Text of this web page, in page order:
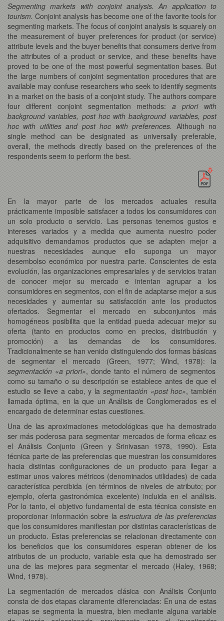
Segmenting markets with conjoint analysis. An application to
tourism. Conjoint analysis has become one of the favorite tools for
segmenting markets. The focus of conjoint analysis is squarely on
the measurement of buyer preferences for product (or service)
attribute levels and the buyer benefits that consumers derive from
the attributes of a product or service, and these benefits have
proved to be one of the most powerful segmentation bases. But
the large numbers of conjoint segmentation procedures that are
available may confuse researchers who seek to identify segments
in a market on the basis of a conjoint study. The authors compare
four different conjoint segmentation methods:a priori with
background variables, post hoc with background variables, post
hoc with utilities and post hoc with preferences. Although no
single method can be designated as universally preferable,
overall, the methods directly based on the preferences of the
respondents seem to perform the best.
En la mayor parte de los mercados actuales resulta
prácticamente imposible satisfacer a todos los consumidores con
un solo producto o servicio. Las personas tenemos gustos e
intereses variados y a medida que aumenta nuestro poder
adquisitivo demandamos productos que se adapten mejor a
nuestras necesidades aunque ello suponga un mayor
desembolso económico por nuestra parte. Conscientes de esta
evolución, las organizaciones empresariales y de servicios tratan
de conocer mejor su mercado e intentan agrupar a los
consumidores en segmentos, con el fin de adaptarse mejor a sus
necesidades y aumentar su satisfacción ante los productos
ofertados. Segmentar el mercado en subconjuntos más
homogéneos posibilita que la entidad pueda adecuar mejor su
oferta (tanto en productos como en precios, distribución y
promoción) a las demandas de los consumidores.
Tradicionalmente se han venido distinguiendo dos formas básicas
de segmentar el mercado (Green, 1977; Wind, 1978): la
segmentación «a priori», donde tanto el número de segmentos
como su tamaño o su descripción se establece antes de que el
estudio se lleve a cabo, y la segmentación «post hoc», también
llamada óptima, en la que un Análisis de Conglomerados es el
encargado de determinar estas cuestiones.
Una de las aproximaciones metodológicas que ha demostrado
ser más poderosa para segmentar mercados de forma eficaz es
el Análisis Conjunto (Green y Srinivasan 1978, 1990). Esta
técnica parte de las preferencias que muestran los consumidores
hacia distintas configuraciones de un producto para llegar a
estimar unos valores métricos (denominados utilidades) de cada
característica percibida (en términos de niveles de atributo; por
ejemplo, oferta gastronómica excelente) incluida en el análisis.
Por lo tanto, el objetivo fundamental de esta técnica consiste en
proporcionar información sobre laestructura de las preferencias
que los consumidores manifiestan por distintas características de
un producto. Estas preferencias se relacionan directamente con
los beneficios que los consumidores esperan obtener de los
atributos de un producto, variable esta que ha demostrado ser
una de las mejores para segmentar el mercado (Haley, 1968;
Wind, 1978).
La segmentación de mercados clásica con Análisis Conjunto
consta de dos etapas claramente diferenciadas: En una de estas
etapas se segmenta la muestra, bien mediante alguna variable